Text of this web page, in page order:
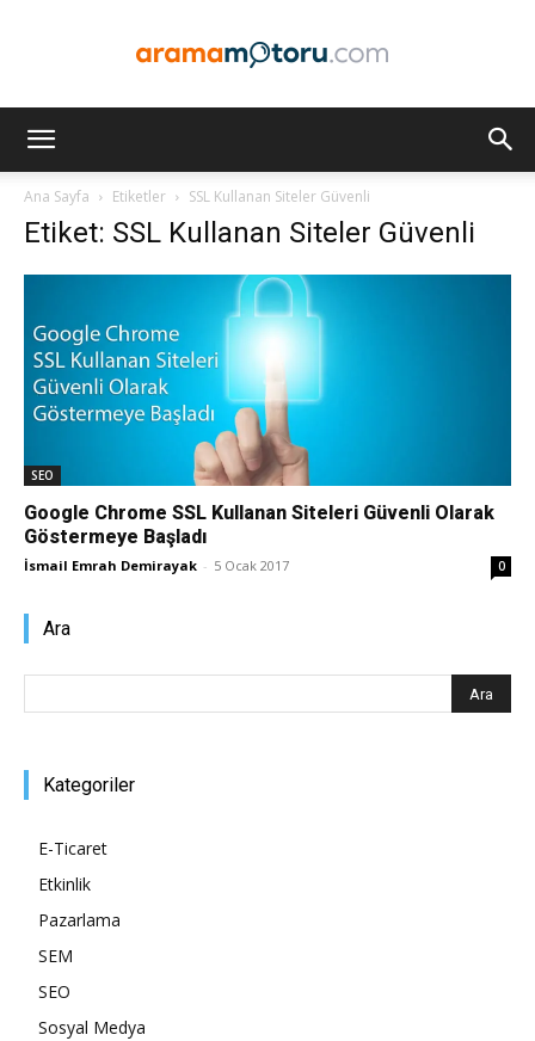
ve
Ana Sayfa Etiketler SSL Kullanan Siteler Güvenli
Etiket: SSL Kullanan Siteler Güvenli
SEO
Google Chrome SSL Kullanan Siteleri Güvenli Olarak
Göstermeye Başladı
İsmail Emrah Demirayak - 5 Ocak 2017 0
Ara
Kategoriler
E-Ticaret
Etkinlik
Pazarlama
SEM
SEO
Sosyal Medya